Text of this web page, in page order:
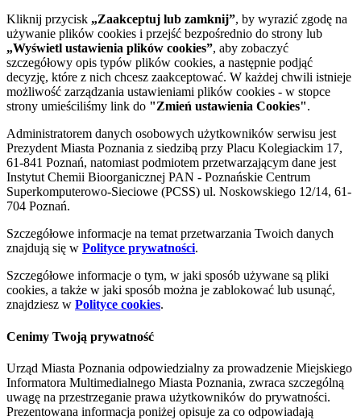
Kliknij przycisk „Zaakceptuj lub zamknij”, by wyrazić zgodę na
używanie plików cookies i przejść bezpośrednio do strony lub
„Wyświetl ustawienia plików cookies”, aby zobaczyć
szczegółowy opis typów plików cookies, a następnie podjąć
decyzję, które z nich chcesz zaakceptować. W każdej chwili istnieje
możliwość zarządzania ustawieniami plików cookies - w stopce
strony umieściliśmy link do "Zmień ustawienia Cookies".
Administratorem danych osobowych użytkowników serwisu jest
Prezydent Miasta Poznania z siedzibą przy Placu Kolegiackim 17,
61-841 Poznań, natomiast podmiotem przetwarzającym dane jest
Instytut Chemii Bioorganicznej PAN - Poznańskie Centrum
Superkomputerowo-Sieciowe (PCSS) ul. Noskowskiego 12/14, 61-
704 Poznań.
Szczegółowe informacje na temat przetwarzania Twoich danych
znajdują się w Polityce prywatności.
Szczegółowe informacje o tym, w jaki sposób używane są pliki
cookies, a także w jaki sposób można je zablokować lub usunąć,
znajdziesz w Polityce cookies.
Cenimy Twoją prywatność
Urząd Miasta Poznania odpowiedzialny za prowadzenie Miejskiego
Informatora Multimedialnego Miasta Poznania, zwraca szczególną
uwagę na przestrzeganie prawa użytkowników do prywatności.
Prezentowana informacja poniżej opisuje za co odpowiadają